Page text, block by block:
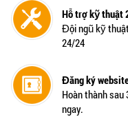
Hỗ trợ kỹ thuật
Đội ngũ kỹ
24/24
Đăng ký
Hoàn thành
ngay.